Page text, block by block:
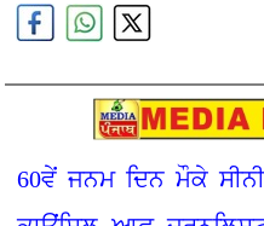
60ਵੇਂ ਜਨਮ ਦਿਨ ਮੌਕੇ